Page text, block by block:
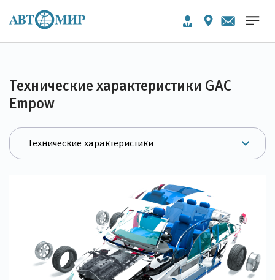
Технические характеристики GAC
Empow